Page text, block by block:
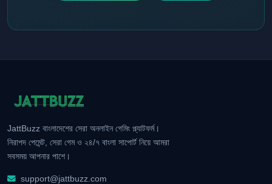
JattBuzz বাংলাদেশের সেরা অনলাইন গেমিং প্ল্যাটফর্ম।
নিরাপদ পেমেন্ট, সেরা গেম ও ২৪/৭ বাংলা সাপোর্ট নিয়ে আমরা
সবসময় আপনার পাশে।
support@jattbuzz.com